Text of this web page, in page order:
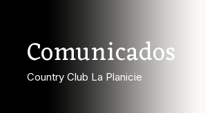
Comunicados
Country Club La Planicie